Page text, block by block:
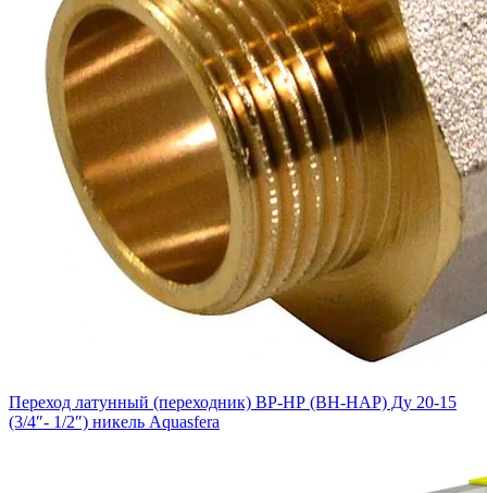
Переход латунный (переходник) ВР-НР (ВН-НАР) Ду 20-15
(3/4″- 1/2″) никель Aquasfera